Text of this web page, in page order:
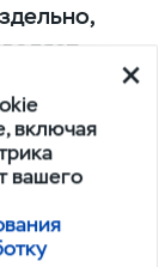
рост
включая
вашего